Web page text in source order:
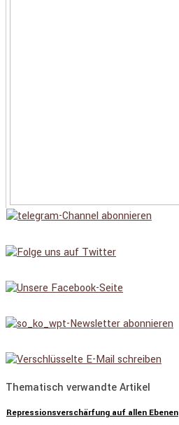
Thematisch verwandte Artikel
Repressionsverschärfung auf allen Ebenen